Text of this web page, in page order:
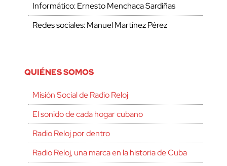
Informático: Ernesto Menchaca Sardiñas
Redes sociales: Manuel Martínez Pérez
QUIÉNES SOMOS
Misión Social de Radio Reloj
El sonido de cada hogar cubano
Radio Reloj por dentro
Radio Reloj, una marca en la historia de Cuba